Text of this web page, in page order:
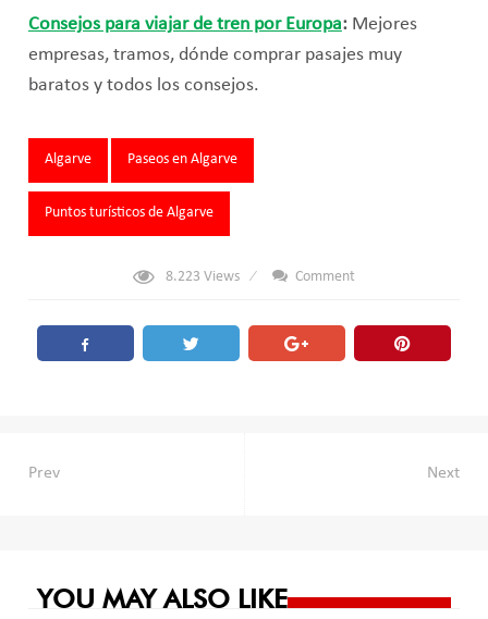
Consejos para viajar de tren por Europa:Mejores
empresas, tramos, dónde comprar pasajes muy
baratos y todos los consejos.
Tags:
Algarve Paseos en Algarve
Puntos turísticos de Algarve
8.223 Views Comment
Navegación
Prev Next
YOU MAY ALSO LIKE